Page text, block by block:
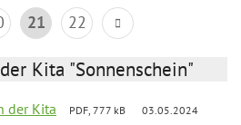
21 22
Kita "Sonnenschein"
der Kita PDF, 777 kB 03.05.2024